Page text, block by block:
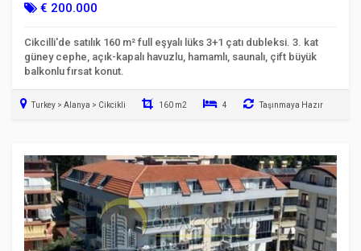
Eşyalı | Kod 6988
€ 200.000
Cikcilli'de satılık 160 m² full eşyalı lüks 3+1 çatı dubleksi. 3. kat
güney cephe, açık-kapalı havuzlu, hamamlı, saunalı, çift büyük
balkonlu fırsat konut.
Turkey > Alanya > Cikcikli 160 m2 4 Taşınmaya Hazır